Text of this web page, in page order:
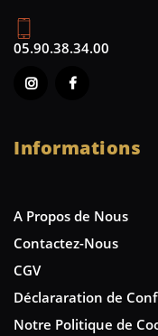
05.90.38.34.00
Informations
A Propos de Nous
Contactez-Nous
CGV
Déclararation de
Notre Politique de